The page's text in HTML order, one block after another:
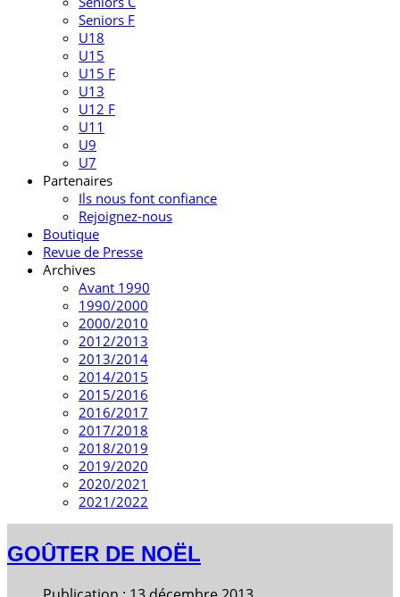
Seniors F
U18
U15
U15 F
U13
U12 F
U11
U9
U7
Partenaires
Ils nous font confiance
Rejoignez-nous
Boutique
Revue de Presse
Archives
Avant 1990
1990/2000
2000/2010
2012/2013
2013/2014
2014/2015
2015/2016
2016/2017
2017/2018
2018/2019
2019/2020
2020/2021
2021/2022
GOÛTER DE NOËL